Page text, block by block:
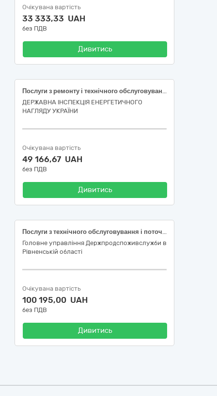
Очікувана вартість
33 333,33 UAH
без ПДВ
Дивитись
Послуги з ремонту і технічного обслуговування автотранспортних засобів (м. Херсон, Херсонська область)
ДЕРЖАВНА ІНСПЕКЦІЯ ЕНЕРГЕТИЧНОГО
НАГЛЯДУ УКРАЇНИ
Очікувана вартість
49 166,67 UAH
без ПДВ
Дивитись
Послуги з технічного обслуговування і поточного ремонту автомобільного транспорту ВАЗ-210700-20 ВК 7769ВН, ВАЗ 210430-20 ВК5136АЕ, ВАЗ-2110 ВК 0456АР, ВАЗ-2107 ВК7853ВН
Головне управління Держпродспоживслужби в
Рівненській області
Очікувана вартість
100 195,00 UAH
без ПДВ
Дивитись